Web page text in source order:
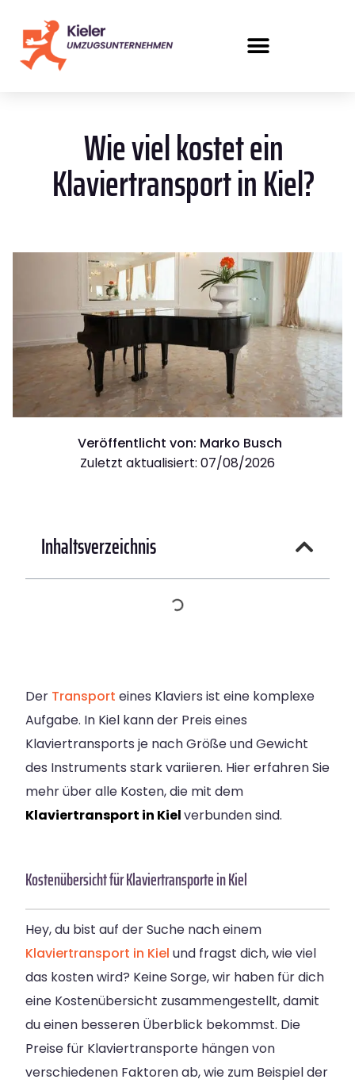
Wie viel kostet ein
Klaviertransport in Kiel?
Veröffentlicht von: Marko Busch
Zuletzt aktualisiert: 07/08/2026
Inhaltsverzeichnis
Der Transport eines Klaviers ist eine komplexe
Aufgabe. In Kiel kann der Preis eines
Klaviertransports je nach Größe und Gewicht
des Instruments stark variieren. Hier erfahren Sie
mehr über alle Kosten, die mit dem
Klaviertransport in Kielverbunden sind.
Kostenübersicht für Klaviertransporte in Kiel
Hey, du bist auf der Suche nach einem
Klaviertransport in Kiel und fragst dich, wie viel
das kosten wird? Keine Sorge, wir haben für dich
eine Kostenübersicht zusammengestellt, damit
du einen besseren Überblick bekommst. Die
Preise für Klaviertransporte hängen von
verschiedenen Faktoren ab, wie zum Beispiel der